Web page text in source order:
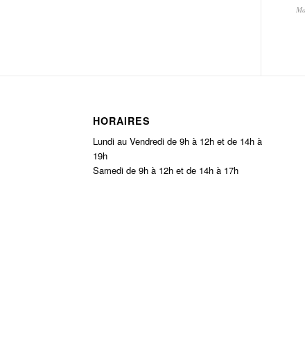
HORAIRES
Lundi au Vendredi de 9h à 12h et de 14h à
19h
Samedi de 9h à 12h et de 14h à 17h